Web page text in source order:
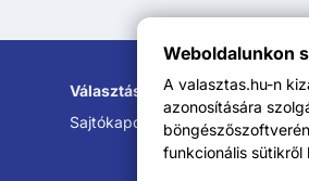
Weboldalunkon
A valasztas.hu-n
azonosítására
funkcionális
Választási Információs
Sajtókapcsolat:
sajto@nvi.hu